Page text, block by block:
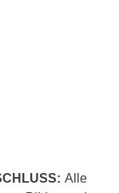
Alle